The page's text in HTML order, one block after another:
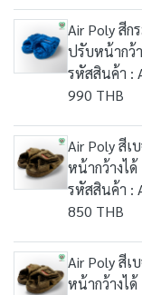
Air Poly สี
ปรับหน้ากว้
รหัสสินค้า :
990 THB
Air Poly สีเ
หน้ากว้างได้
รหัสสินค้า :
850 THB
Air Poly สีเ
หน้ากว้างได้